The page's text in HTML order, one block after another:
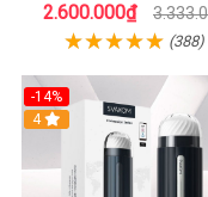
2.600.000₫
(388)
-14%
4